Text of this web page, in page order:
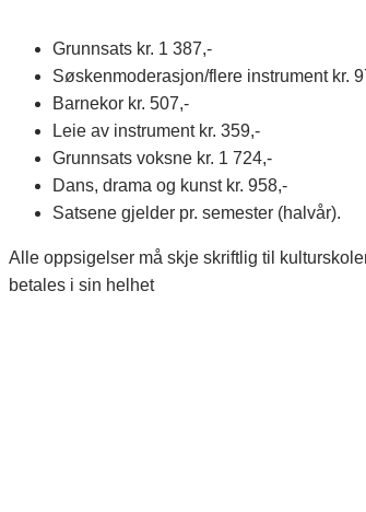
Grunnsats kr. 1 387,-
Søskenmoderasjon/flere instrument kr.
Barnekor kr. 507,-
Leie av instrument kr. 359,-
Grunnsats voksne kr. 1 724,-
Dans, drama og kunst kr. 958,-
Satsene gjelder pr. semester (halvår).
Alle oppsigelser må skje skriftlig til
betales i sin helhet